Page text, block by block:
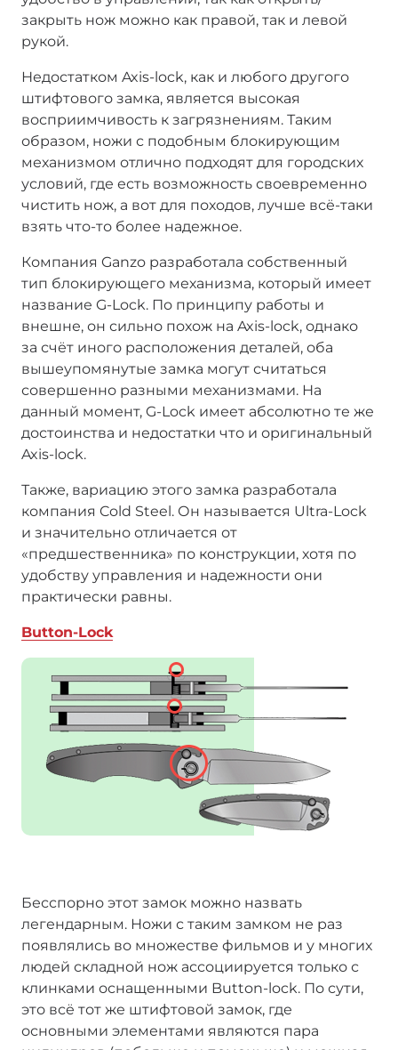
закрыть нож можно как правой, так и левой
рукой.
Недостатком Axis-lock, как и любого другого
штифтового замка, является высокая
восприимчивость к загрязнениям. Таким
образом, ножи с подобным блокирующим
механизмом отлично подходят для городских
условий, где есть возможность своевременно
чистить нож, а вот для походов, лучше всё-таки
взять что-то более надежное.
Компания Ganzo разработала собственный
тип блокирующего механизма, который имеет
название G-Lock. По принципу работы и
внешне, он сильно похож на Axis-lock, однако
за счёт иного расположения деталей, оба
вышеупомянутые замка могут считаться
совершенно разными механизмами. На
данный момент, G-Lock имеет абсолютно те же
достоинства и недостатки что и оригинальный
Axis-lock.
Также, вариацию этого замка разработала
компания Cold Steel. Он называется Ultra-Lock
и значительно отличается от
«предшественника» по конструкции, хотя по
удобству управления и надежности они
практически равны.
Button-Lock
Бесспорно этот замок можно назвать
легендарным. Ножи с таким замком не раз
появлялись во множестве фильмов и у многих
людей складной нож ассоциируется только с
клинками оснащенными Button-lock. По сути,
это всё тот же штифтовой замок, где
основными элементами являются пара